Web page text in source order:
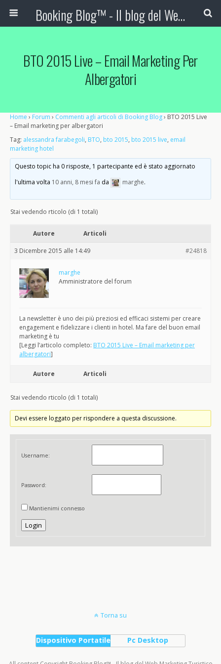
Booking Blog™ - Il blog del Web Marketing Turistico
BTO 2015 Live – Email Marketing Per
Albergatori
Home › Forum › Commenti agli articoli di Booking Blog› BTO 2015 Live
– Email marketing per albergatori
Tag: alessandra farabegoli, BTO, bto 2015, bto 2015 live, email
marketing hotel
Questo topic ha 0 risposte, 1 partecipante ed è stato aggiornato
l'ultima volta 10 anni, 8 mesi fa da marghe.
Stai vedendo rticolo (di 1 totali)
Autore Articoli
3 Dicembre 2015 alle 14:49 #24818
marghe
Amministratore del forum
La newsletter è uno dei più preziosi ed efficaci sistemi per creare
engagement e fidelizzare i clienti in hotel. Ma fare del buon email
marketing è tu
[Leggi l’articolo completo: BTO 2015 Live – Email marketing per
albergatori]
Autore Articoli
Stai vedendo rticolo (di 1 totali)
Devi essere loggato per rispondere a questa discussione.
Username:
Password:
Mantienimi connesso
Login
Torna su
Dispositivo Portatile Pc Desktop